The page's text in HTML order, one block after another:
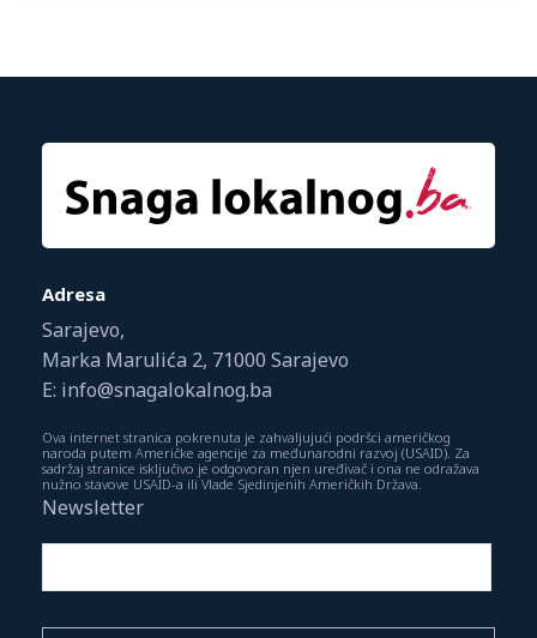
Adresa
Sarajevo,
Marka Marulića 2, 71000 Sarajevo
E: info@snagalokalnog.ba
Ova internet stranica pokrenuta je zahvaljujući podršci američkog
naroda putem Američke agencije za međunarodni razvoj (USAID). Za
sadržaj stranice isključivo je odgovoran njen uređivač i ona ne odražava
nužno stavove USAID-a ili Vlade Sjedinjenih Američkih Država.
Newsletter